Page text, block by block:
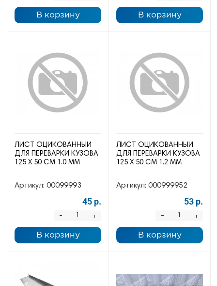
В корзину В корзину
ЛИСТ ОЦИКОВАННЫЙ
ДЛЯ ПЕРЕВАРКИ КУЗОВА
125 Х 50 СМ 1.0 ММ
Артикул: 00099993
45 р.
+
-
В корзину
ЛИСТ ОЦИКОВАННЫЙ
ДЛЯ ПЕРЕВАРКИ КУЗОВА
125 Х 50 СМ 1.2 ММ
Артикул: 000999952
53 р.
+
-
В корзину